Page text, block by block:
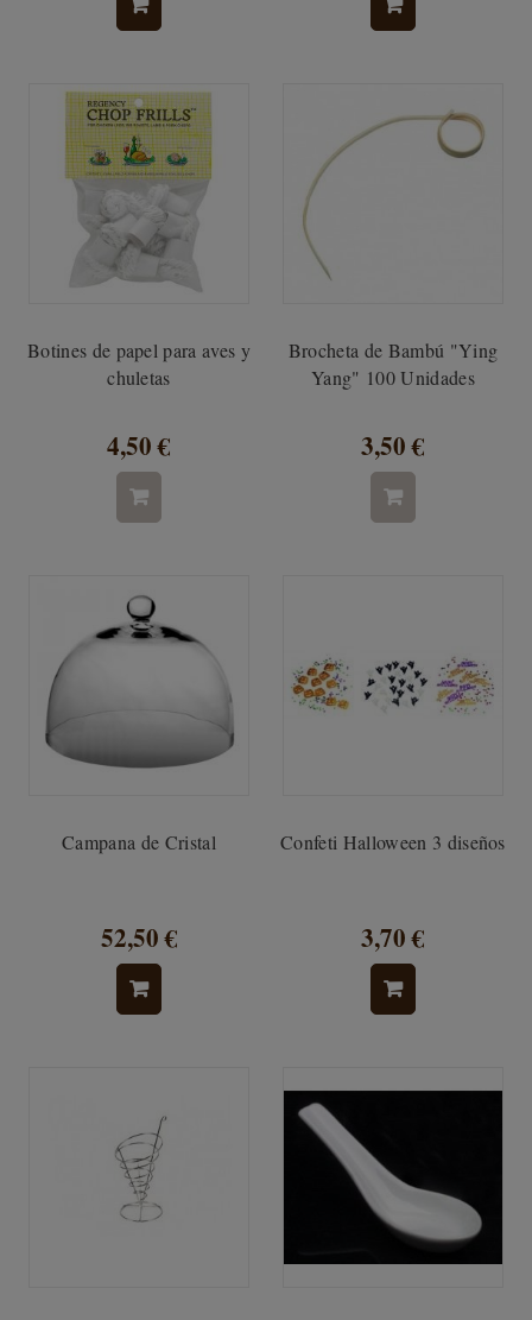
Botines de papel para aves y
chuletas
4,50 €
Brocheta de Bambú "Ying
Yang" 100 Unidades
3,50 €
Campana de Cristal
52,50 €
Confeti Halloween 3 diseños
3,70 €